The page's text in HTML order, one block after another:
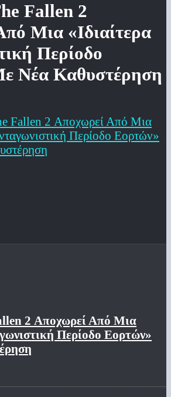
Fallen 2
Μια «Ιδιαίτερα
Περίοδο
Νέα Καθυστέρηση
Fallen 2 Αποχωρεί Από Μια
Περίοδο Εορτών»
2 Αποχωρεί Από Μια
Περίοδο Εορτών»